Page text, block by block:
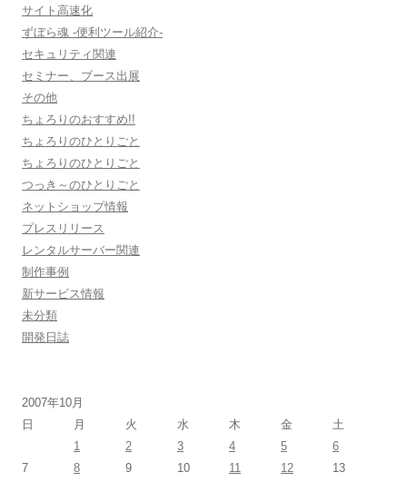
サイト高速化
ずぼら魂 -便利ツール紹介-
セキュリティ関連
セミナー、ブース出展
その他
ちょろりのおすすめ!!
ちょろりのひとりごと
ちょろりのひとりごと
つっき～のひとりごと
ネットショップ情報
プレスリリース
レンタルサーバー関連
制作事例
新サービス情報
未分類
開発日誌
2007年10月
日
月 火 水 木 金
土
1
2 3 4 5
6
7
8 9 10 11 12
13